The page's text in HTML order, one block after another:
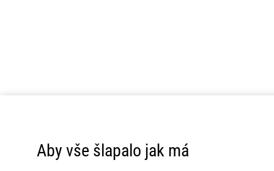
Aby vše šlapalo jak má